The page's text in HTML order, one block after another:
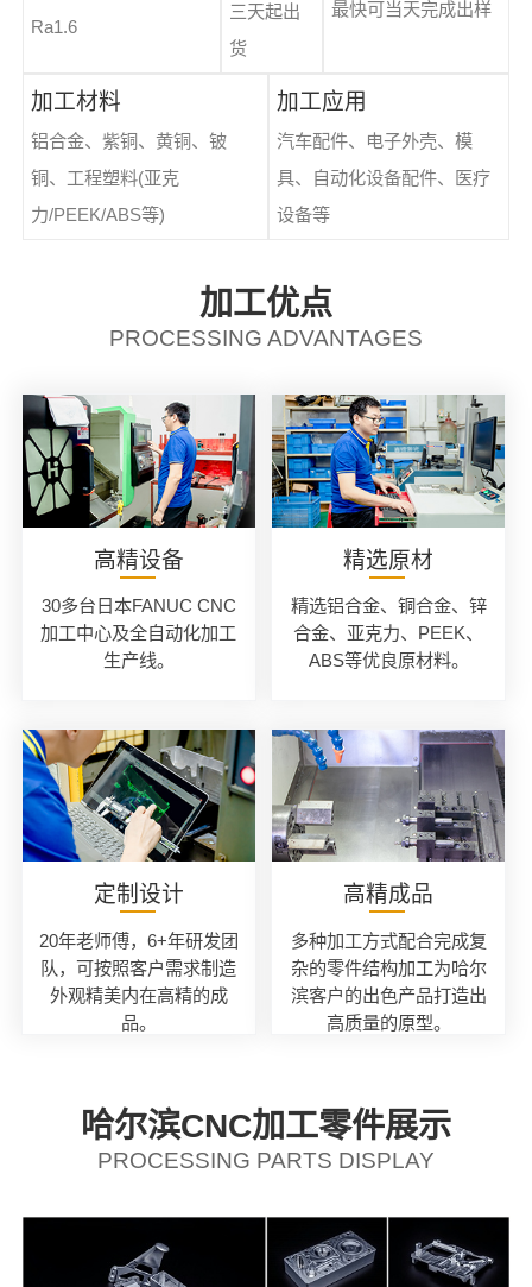
Ra1.6
三天起出
货
最快可当天完成出样
加工材料
铝合金、紫铜、黄铜、铍
铜、工程塑料(亚克
力/PEEK/ABS等)
加工应用
汽车配件、电子外壳、模
具、自动化设备配件、医疗
设备等
加工优点
PROCESSING ADVANTAGES
高精设备
30多台日本FANUC CNC
加工中心及全自动化加工
生产线。
精选原材
精选铝合金、铜合金、锌
合金、亚克力、PEEK、
ABS等优良原材料。
定制设计
20年老师傅，6+年研发团
队，可按照客户需求制造
外观精美内在高精的成
品。
高精成品
多种加工方式配合完成复
杂的零件结构加工为哈尔
滨客户的出色产品打造出
高质量的原型。
哈尔滨CNC加工零件展示
PROCESSING PARTS DISPLAY